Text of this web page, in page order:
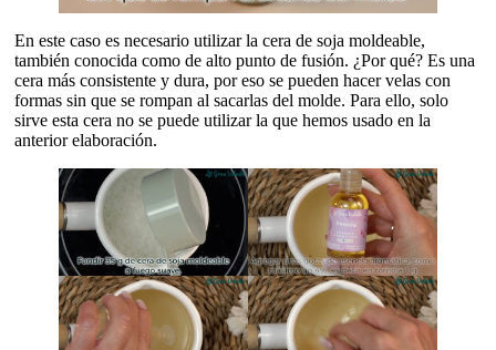
En este caso es necesario utilizar la cera de soja moldeable,
también conocida como de alto punto de fusión. ¿Por qué? Es una
cera más consistente y dura, por eso se pueden hacer velas con
formas sin que se rompan al sacarlas del molde. Para ello, solo
sirve esta cera no se puede utilizar la que hemos usado en la
anterior elaboración.